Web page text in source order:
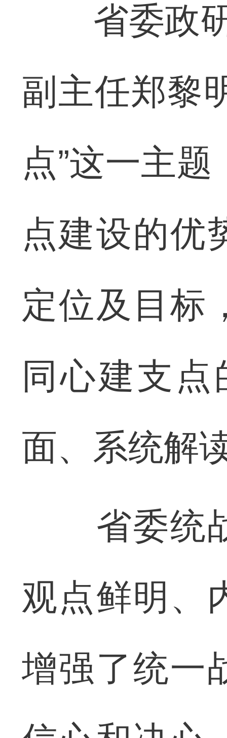
省委政研
副主任郑黎
点”这一主
点建设的优
定位及目标
同心建支
面、系统解
省委统战
观点鲜明、
增强了统一